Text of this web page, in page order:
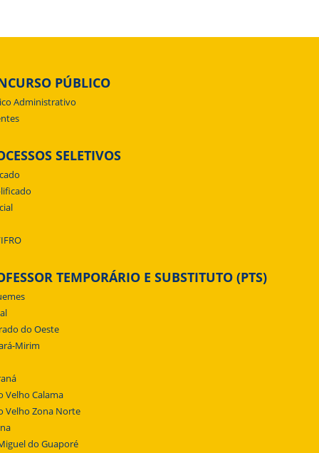
PÚBLICO
Administrativo
SELETIVOS
TEMPORÁRIO E SUBSTITUTO (PTS)
do Oeste
Mirim
Velho Calama
Velho Zona Norte
do Guaporé